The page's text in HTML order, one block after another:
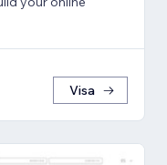
Visa